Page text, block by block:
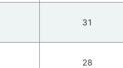
31
28